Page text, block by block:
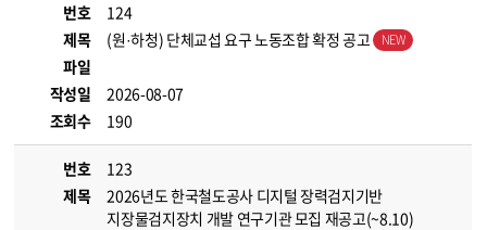
번호
124
제목
(원·하청) 단체교섭 요구 노동조합 확정 공고
파일
작성일
2026-08-07
조회수
190
번호
123
제목
2026년도 한국철도공사 디지털 장력검지기반
지장물검지장치 개발 연구기관 모집 재공고(~8.10)